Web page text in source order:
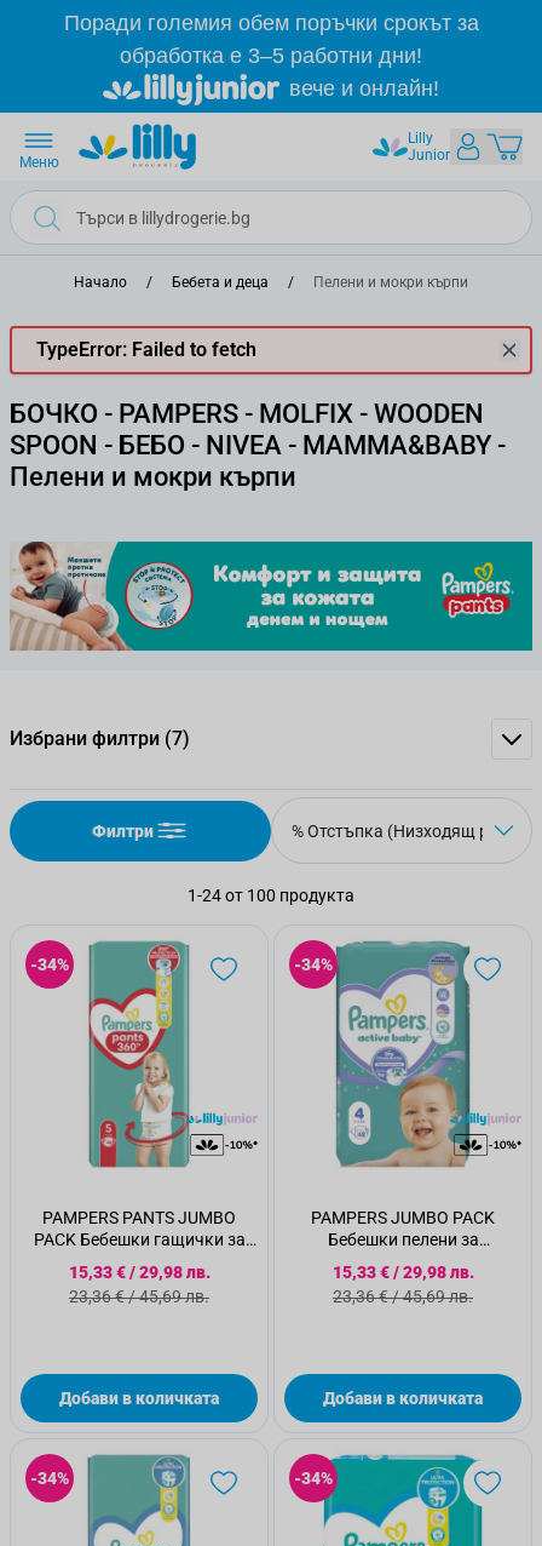
Прескачане към съдържанието
Поради големия обем поръчки срокът за
обработка е 3–5 работни дни!
вече и онлайн!
Lilly
Junior
Меню
Начало / Бебета и деца / Пелени и мокри кърпи
TypeError: Failed to fetch
БОЧКО - PAMPERS - MOLFIX - WOODEN
SPOON - БЕБО - NIVEA - MAMMA&BABY -
Пелени и мокри кърпи
Избрани филтри (7)
Филтри
1-24от 100 продукта
-34%
PAMPERS PANTS JUMBO
PACK Бебешки гащички за
еднократна употреба Junior
размер 5, 12-17кг., 48 бр.
Специална цена
15,33 €/29,98 лв.
Стандартна цена
23,36 €/45,69 лв.
Добави в количката
-34%
PAMPERS JUMBO PACK
Бебешки пелени за
еднократна употреба Maxi
размер 4, 9-14кг., 62 бр.
Специална цена
15,33 €/29,98 лв.
Стандартна цена
23,36 €/45,69 лв.
Добави в количката
-34% -34%